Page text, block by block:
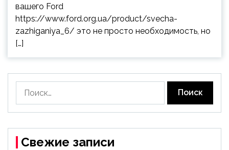
вашего Ford
https://www.ford.org.ua/product/svecha-
zazhiganiya_6/ это не просто необходимость, но
[…]
Свежие записи